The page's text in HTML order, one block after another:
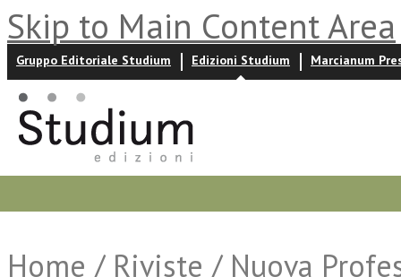
Skip to Main Content Area
Gruppo Editoriale Studium Edizioni Studium Marcianum
Home / Riviste / Nuova